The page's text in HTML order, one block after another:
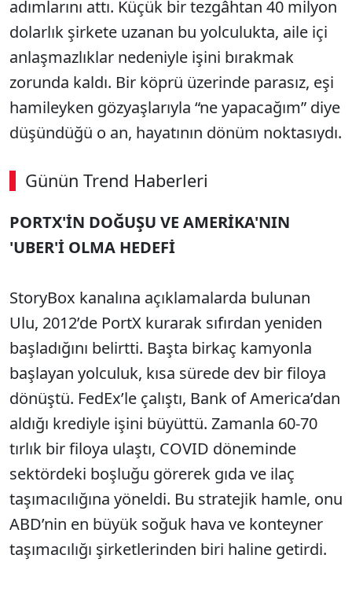
adımlarını attı. Küçük bir tezgâhtan 40 milyon
dolarlık şirkete uzanan bu yolculukta, aile içi
anlaşmazlıklar nedeniyle işini bırakmak
zorunda kaldı. Bir köprü üzerinde parasız, eşi
hamileyken gözyaşlarıyla “ne yapacağım” diye
düşündüğü o an, hayatının dönüm noktasıydı.
Günün Trend Haberleri
00:01 / 06:57
PORTX'İN DOĞUŞU VE AMERİKA'NIN
'UBER'İ OLMA HEDEFİ
StoryBox kanalına açıklamalarda bulunan
Ulu, 2012’de PortX kurarak sıfırdan yeniden
başladığını belirtti. Başta birkaç kamyonla
başlayan yolculuk, kısa sürede dev bir filoya
dönüştü. FedEx’le çalıştı, Bank of America’dan
aldığı krediyle işini büyüttü. Zamanla 60-70
tırlık bir filoya ulaştı, COVID döneminde
sektördeki boşluğu görerek gıda ve ilaç
taşımacılığına yöneldi. Bu stratejik hamle, onu
ABD’nin en büyük soğuk hava ve konteyner
taşımacılığı şirketlerinden biri haline getirdi.